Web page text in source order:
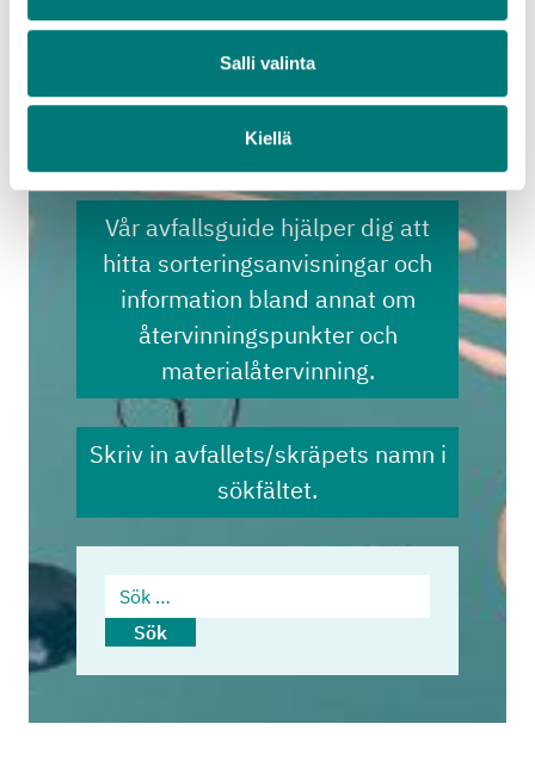
Salli valinta
Kiellä
Vantaan Energia Oy
Avfallsguide
Vår avfallsguide hjälper dig att
hitta sorteringsanvisningar och
information bland annat om
återvinningspunkter och
materialåtervinning.
Skriv in avfallets/skräpets namn i
sökfältet.
Sök …
Sök